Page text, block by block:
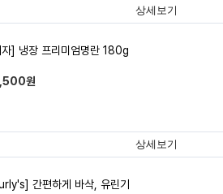
상세보기
자] 냉장 프리미엄명란 180g
원
상세보기
간편하게 바삭, 유린기